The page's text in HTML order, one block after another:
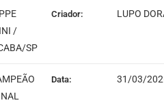
/
SP
Criador: LUPO
Data: 31/03/